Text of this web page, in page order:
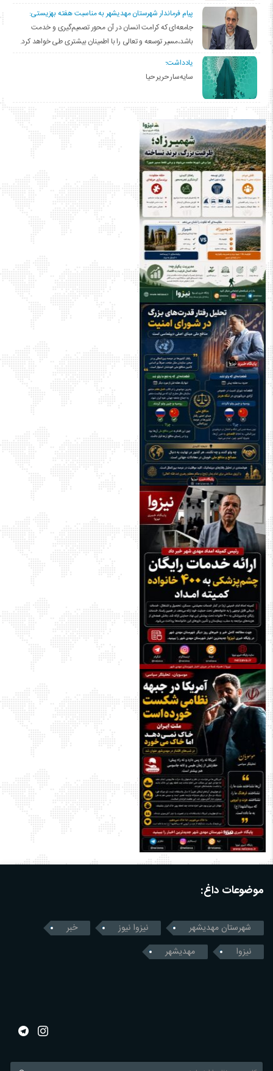
پیام فرماندار شهرستان مهدیشهر به مناسبت هفته بهزیستی:
جامعه‌ای که کرامت انسان در آن محور تصمیم‌گیری و خدمت
باشد،مسیر توسعه و تعالی را با اطمینان بیشتری طی خواهد کرد.
یادداشت؛
سایه‌سار حریر حیا
موضوعات داغ:
شهرستان مهدیشهر نیزوا نیوز
خبر
نیزوا
مهدیشهر